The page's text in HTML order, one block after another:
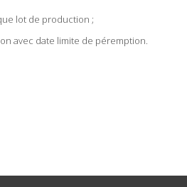
lot de production ;
avec date limite de péremption.